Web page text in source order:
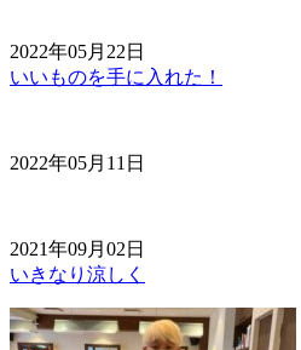
2022年05月22日
いいものを手に入れた！
2022年05月11日
2021年09月02日
いきなり涼しく